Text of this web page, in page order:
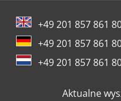
+49 201 857 861
+49 201 857 861
+49 201 857 861
Aktualne